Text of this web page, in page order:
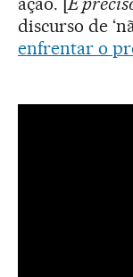
discurso de
enfrentar o